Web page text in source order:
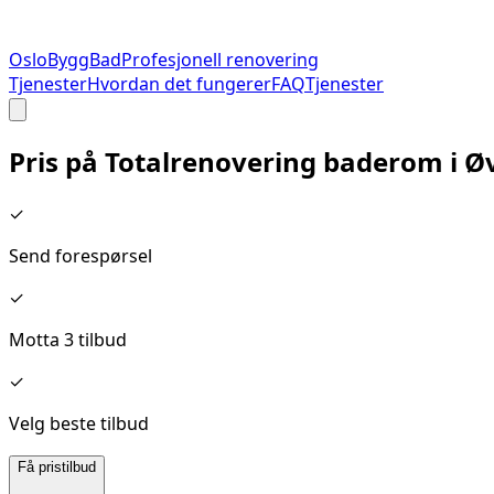
OsloByggBadProfesjonell renovering
TjenesterHvordan det fungererFAQTjenester
Pris på Totalrenovering baderom i
✓
Send forespørsel
✓
Motta 3 tilbud
✓
Velg beste tilbud
Få pristilbud